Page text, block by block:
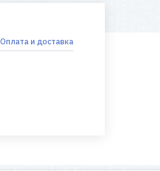
Оплата и доставка